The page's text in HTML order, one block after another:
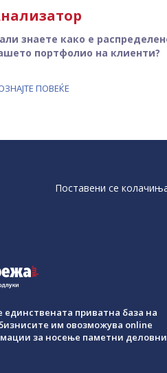
знаете како е
портфолио на клиенти?
ПОВЕЌЕ
Поставени се
приватна база на
им овозможува online
за носење паметни деловни